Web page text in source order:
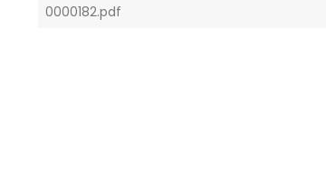
0000182.pdf